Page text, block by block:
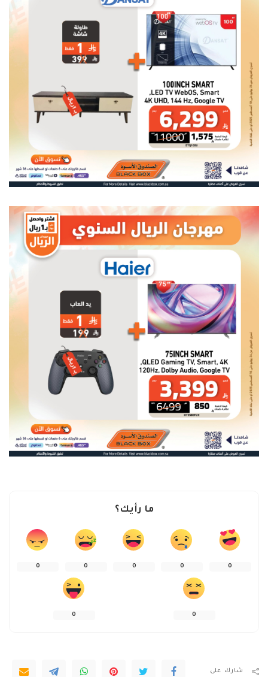
ما رأيك؟
0
0
0
0
0
0
0
شارك على